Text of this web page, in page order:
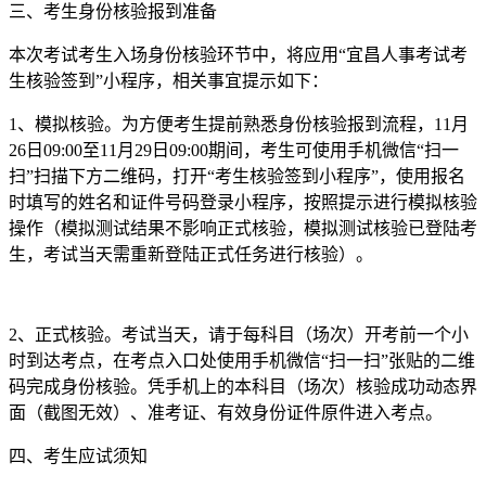
三、考生身份核验报到准备
本次考试考生入场身份核验环节中，将应用“宜昌人事考试考
生核验签到”小程序，相关事宜提示如下：
1、模拟核验。为方便考生提前熟悉身份核验报到流程，11月
26日09:00至11月29日09:00期间，考生可使用手机微信“扫一
扫”扫描下方二维码，打开“考生核验签到小程序”，使用报名
时填写的姓名和证件号码登录小程序，按照提示进行模拟核验
操作（模拟测试结果不影响正式核验，模拟测试核验已登陆考
生，考试当天需重新登陆正式任务进行核验）。
2、正式核验。考试当天，请于每科目（场次）开考前一个小
时到达考点，在考点入口处使用手机微信“扫一扫”张贴的二维
码完成身份核验。凭手机上的本科目（场次）核验成功动态界
面（截图无效）、准考证、有效身份证件原件进入考点。
四、考生应试须知